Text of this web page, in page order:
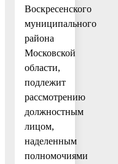
Воскресенского
муниципального
района
Московской
области,
подлежит
рассмотрению
должностным
лицом,
наделенным
полномочиями